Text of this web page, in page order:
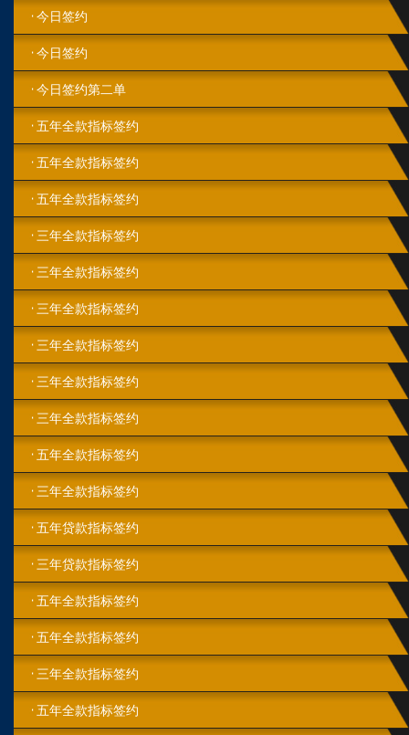
今日签约
今日签约
今日签约第二单
五年全款指标签约
五年全款指标签约
五年全款指标签约
三年全款指标签约
三年全款指标签约
三年全款指标签约
三年全款指标签约
三年全款指标签约
三年全款指标签约
五年全款指标签约
三年全款指标签约
五年贷款指标签约
三年贷款指标签约
五年全款指标签约
五年全款指标签约
三年全款指标签约
五年全款指标签约